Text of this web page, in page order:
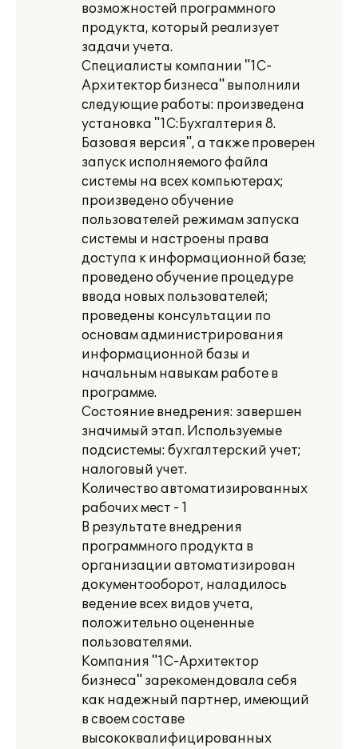
возможностей программного
продукта, который реализует
задачи учета.
Специалисты компании "1С-
Архитектор бизнеса" выполнили
следующие работы: произведена
установка "1С:Бухгалтерия 8.
Базовая версия", а также проверен
запуск исполняемого файла
системы на всех компьютерах;
произведено обучение
пользователей режимам запуска
системы и настроены права
доступа к информационной базе;
проведено обучение процедуре
ввода новых пользователей;
проведены консультации по
основам администрирования
информационной базы и
начальным навыкам работе в
программе.
Состояние внедрения: завершен
значимый этап. Используемые
подсистемы: бухгалтерский учет;
налоговый учет.
Количество автоматизированных
рабочих мест - 1
В результате внедрения
программного продукта в
организации автоматизирован
документооборот, наладилось
ведение всех видов учета,
положительно оцененные
пользователями.
Компания "1С-Архитектор
бизнеса" зарекомендовала себя
как надежный партнер, имеющий
в своем составе
высококвалифицированных